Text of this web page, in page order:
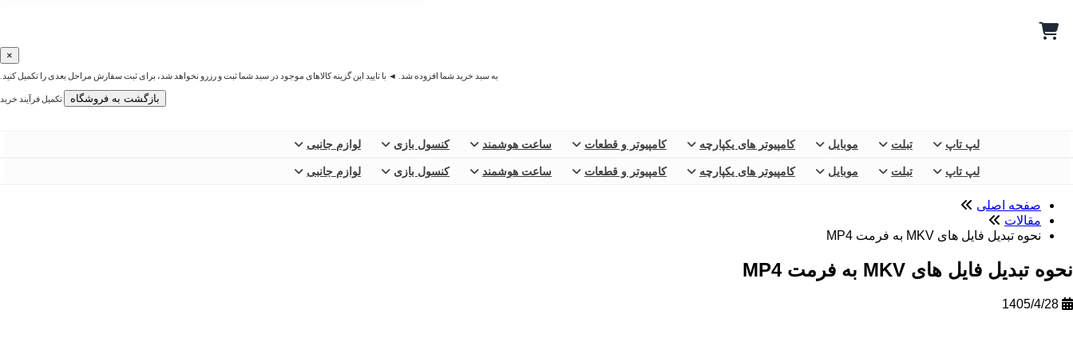
×
به سبد خرید شما افزوده شد. ◄ با تایید این گزینه کالاهای موجود در سبد شما ثبت و رزرو نخواهد شد، برای ثبت سفارش مراحل بعدی را تکمیل کنید.
بازگشت به فروشگاه تکمیل فرآیند خرید
لپ تاپ تبلت موبایل کامپیوتر های یکپارچه کامپیوتر و قطعات ساعت هوشمند کنسول بازی لوازم جانبی
لپ تاپ تبلت موبایل کامپیوتر های یکپارچه کامپیوتر و قطعات ساعت هوشمند کنسول بازی لوازم جانبی
صفحه اصلی
مقالات
نحوه تبدیل فایل های MKV به فرمت MP4
نحوه تبدیل فایل های MKV به فرمت MP4